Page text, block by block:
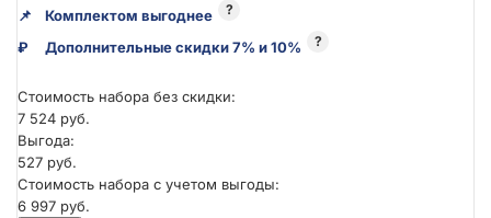
📌 Комплектом выгоднее ?
₽ Дополнительные скидки 7% и 10% ?
Стоимость набора без скидки:
7 524 руб.
Выгода:
527 руб.
Стоимость набора с учетом выгоды:
6 997 руб.